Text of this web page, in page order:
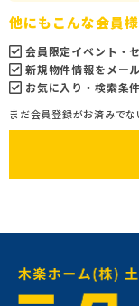
他にもこんな会員
会員限定イベント・
新規物件情報をメー
お気に入り・検索条
まだ会員登録がお済みでな